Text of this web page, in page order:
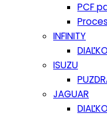
PCF
INFINITY
ISUZU
JAGUAR